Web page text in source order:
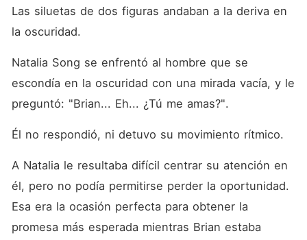
profundamente enredados
corazón a ella, su ex novia
desaparecida regresó para
reclamar su lugar en su
corazón.
Las siluetas de dos figuras andaban a la deriva en
la oscuridad.
Natalia Song se enfrentó al hombre que se
escondía en la oscuridad con una mirada vacía, y le
preguntó: "Brian... Eh... ¿Tú me amas?".
Él no respondió, ni detuvo su movimiento rítmico.
A Natalia le resultaba difícil centrar su atención en
él, pero no podía permitirse perder la oportunidad.
Esa era la ocasión perfecta para obtener la
promesa más esperada mientras Brian estaba